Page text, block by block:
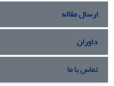
ارسال مقاله
داوران
تماس با ما